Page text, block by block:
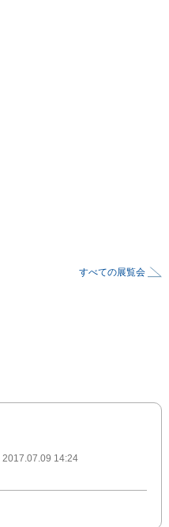
すべての展覧会
2017.07.09 14:24